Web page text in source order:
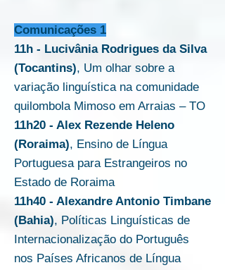
Comunicações 1
11h - Lucivânia Rodrigues da Silva
(Tocantins), Um olhar sobre a
variação linguística na comunidade
quilombola Mimoso em Arraias – TO
11h20 - Alex Rezende Heleno
(Roraima), Ensino de Língua
Portuguesa para Estrangeiros no
Estado de Roraima
11h40 - Alexandre Antonio Timbane
(Bahia), Políticas Linguísticas de
Internacionalização do Português
nos Países Africanos de Língua